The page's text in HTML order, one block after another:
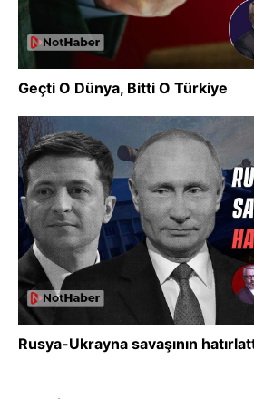
Geçti O Dünya, Bitti O Türkiye
Rusya-Ukrayna savaşının